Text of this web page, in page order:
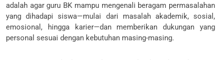
adalah agar guru BK mampu mengenali beragam permasalahan
yang dihadapi siswa—mulai dari masalah akademik, sosial,
emosional, hingga karier—dan memberikan dukungan yang
personal sesuai dengan kebutuhan masing-masing.